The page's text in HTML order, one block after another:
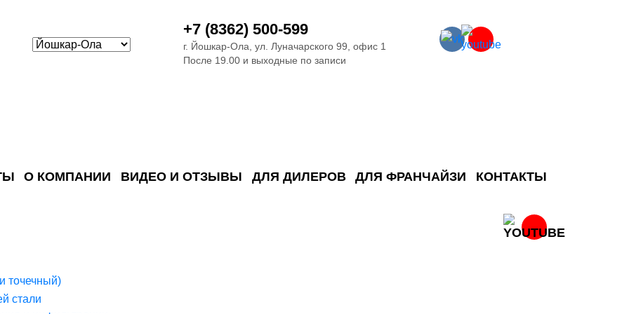
+7 (8362) 500-599
г. Йошкар-Ола, ул. Луначарского 99, офис 1
После 19.00 и выходные по записи
О КОМПАНИИ ВИДЕО И ОТЗЫВЫ ДЛЯ ДИЛЕРОВ ДЛЯ ФРАНЧАЙЗИ КОНТАКТЫ
точечный)
стали